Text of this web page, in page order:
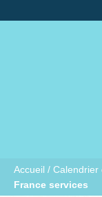
Accueil / Calendrier
France services